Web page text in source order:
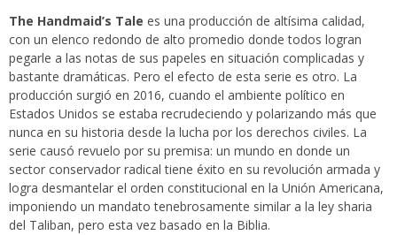
The Handmaid’s Tale es una producción de altísima calidad,
con un elenco redondo de alto promedio donde todos logran
pegarle a las notas de sus papeles en situación complicadas y
bastante dramáticas. Pero el efecto de esta serie es otro. La
producción surgió en 2016, cuando el ambiente político en
Estados Unidos se estaba recrudeciendo y polarizando más que
nunca en su historia desde la lucha por los derechos civiles. La
serie causó revuelo por su premisa: un mundo en donde un
sector conservador radical tiene éxito en su revolución armada y
logra desmantelar el orden constitucional en la Unión Americana,
imponiendo un mandato tenebrosamente similar a la ley sharia
del Taliban, pero esta vez basado en la Biblia.